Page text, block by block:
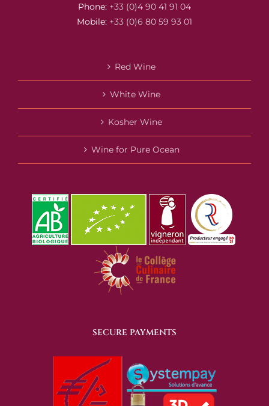
Phone: +33 (0)4 90 41 91 04
Mobile: +33 (0)6 80 59 93 01
Red Wine
White Wine
Kosher Wine
Wine for Pure Ocean
SECURE PAYMENTS